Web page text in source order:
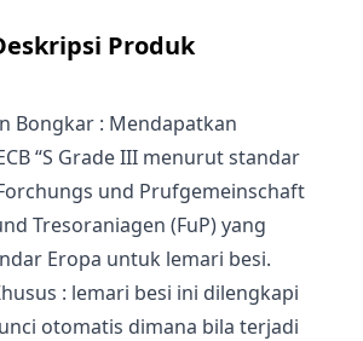
Produk
Bongkar : Mendapatkan
“S Grade III menurut standar
und Prufgemeinschaft
Tresoraniagen (FuP) yang
Eropa untuk lemari besi.
: lemari besi ini dilengkapi
otomatis dimana bila terjadi